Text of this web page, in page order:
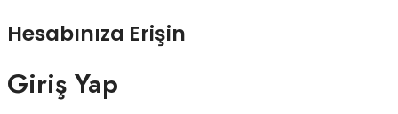
Hesabınıza Erişin
Giriş Yap